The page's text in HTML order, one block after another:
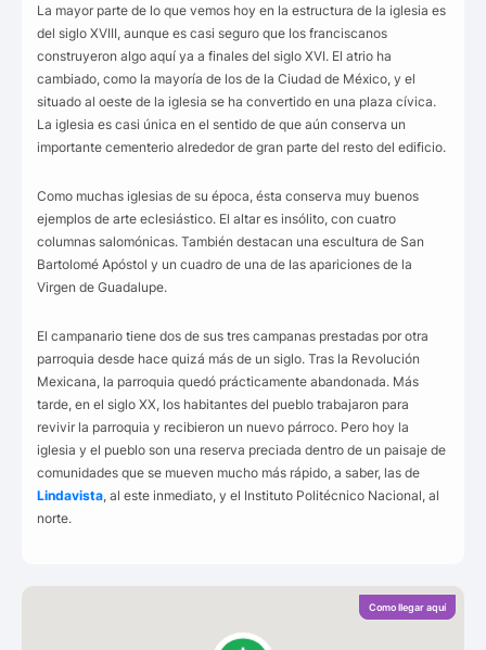
La mayor parte de lo que vemos hoy en la estructura de la iglesia es
del siglo XVIII, aunque es casi seguro que los franciscanos
construyeron algo aquí ya a finales del siglo XVI. El atrio ha
cambiado, como la mayoría de los de la Ciudad de México, y el
situado al oeste de la iglesia se ha convertido en una plaza cívica.
La iglesia es casi única en el sentido de que aún conserva un
importante cementerio alrededor de gran parte del resto del edificio.
Como muchas iglesias de su época, ésta conserva muy buenos
ejemplos de arte eclesiástico. El altar es insólito, con cuatro
columnas salomónicas. También destacan una escultura de San
Bartolomé Apóstol y un cuadro de una de las apariciones de la
Virgen de Guadalupe.
El campanario tiene dos de sus tres campanas prestadas por otra
parroquia desde hace quizá más de un siglo. Tras la Revolución
Mexicana, la parroquia quedó prácticamente abandonada. Más
tarde, en el siglo XX, los habitantes del pueblo trabajaron para
revivir la parroquia y recibieron un nuevo párroco. Pero hoy la
iglesia y el pueblo son una reserva preciada dentro de un paisaje de
comunidades que se mueven mucho más rápido, a saber, las de
Lindavista , al este inmediato, y el Instituto Politécnico Nacional, al
norte.
Como llegar aquí